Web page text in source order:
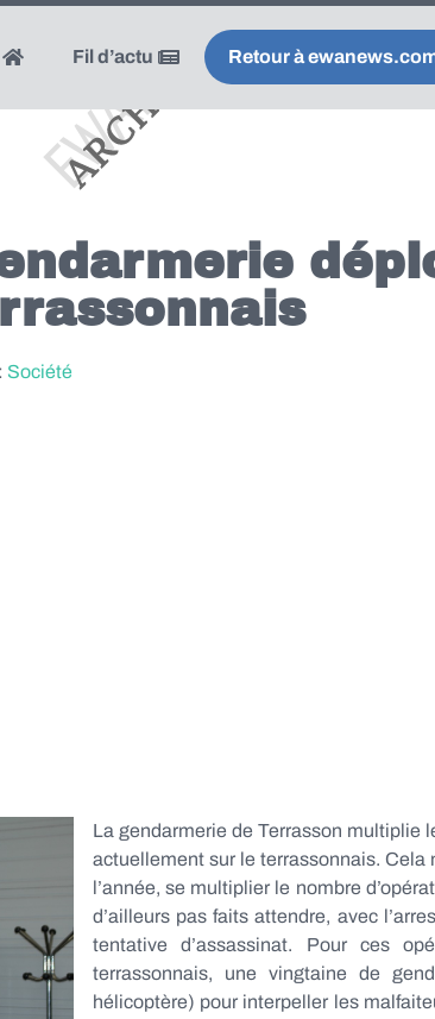
Fil d’actu Retour à
Société
La gendarmerie de Terrasson multiplie
actuellement sur le terrassonnais. Cela
l’année, se multiplier le nombre
d’ailleurs pas faits attendre, avec
tentative d’assassinat. Pour ces
terrassonnais, une vingtaine de
hélicoptère) pour interpeller les